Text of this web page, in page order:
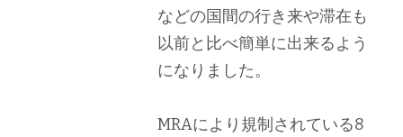
などの国間の行き来や滞在も
以前と比べ簡単に出来るよう
になりました。
MRAにより規制されている8